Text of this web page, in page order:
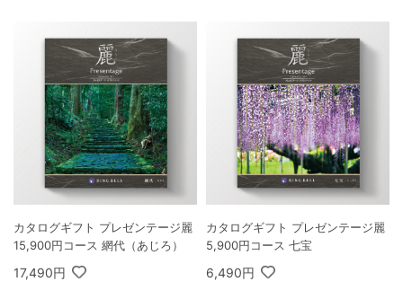
カタログギフト プレゼンテージ麗
15,900円コース 網代（あじろ）
17,490円
カタログギフト プレゼンテージ麗
5,900円コース 七宝
6,490円